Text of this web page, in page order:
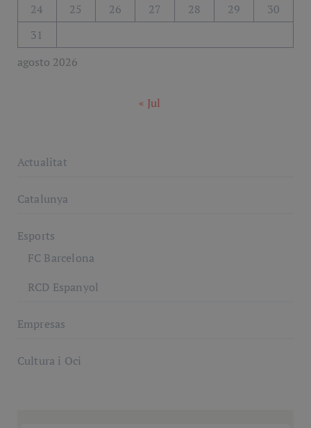
agosto 2026
24
25 26 27 28 29
30
31
« Jul
Actualitat
Catalunya
Esports
FC Barcelona
RCD Espanyol
Empresas
Cultura i Oci